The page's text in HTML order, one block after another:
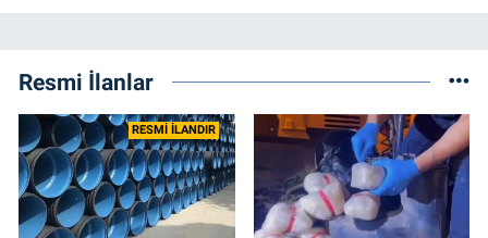
Resmi İlanlar
RESMİ İLANDIR